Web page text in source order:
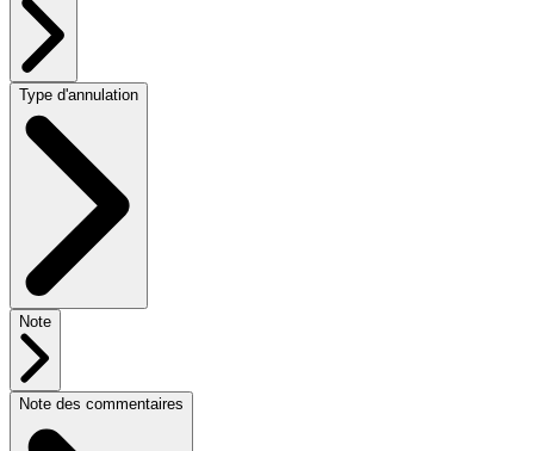
Type d'annulation
Note
Note des commentaires